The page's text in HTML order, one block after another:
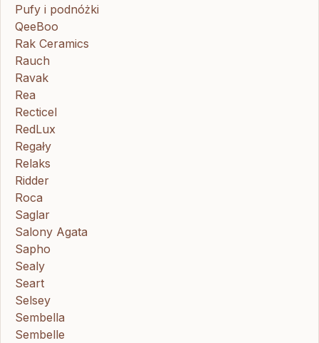
Pufy i podnóżki
QeeBoo
Rak Ceramics
Rauch
Ravak
Rea
Recticel
RedLux
Regały
Relaks
Ridder
Roca
Saglar
Salony Agata
Sapho
Sealy
Seart
Selsey
Sembella
Sembelle